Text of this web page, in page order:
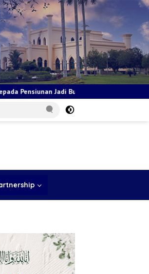
Komitmen Tingkatkan Kepuasan Loyalitas